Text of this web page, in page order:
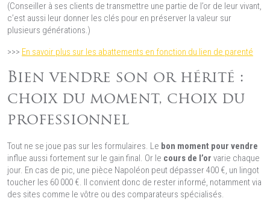
(Conseiller à ses clients de transmettre une partie de l’or de leur vivant,
c’est aussi leur donner les clés pour en préserver la valeur sur
plusieurs générations.)
>>> En savoir plus sur les abattements en fonction du lien de parenté
Bien vendre son or hérité :
choix du moment, choix du
professionnel
Tout ne se joue pas sur les formulaires. Le bon moment pour vendre
influe aussi fortement sur le gain final. Or le cours de l’or varie chaque
jour. En cas de pic, une pièce Napoléon peut dépasser 400 €, un lingot
toucher les 60 000 €. Il convient donc de rester informé, notamment via
des sites comme le vôtre ou des comparateurs spécialisés.